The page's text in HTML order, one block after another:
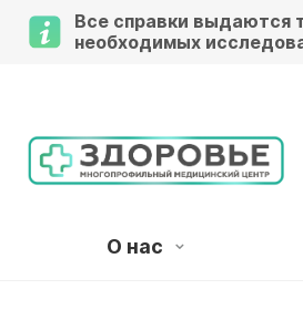
Все справки выдаются
необходимых
О нас